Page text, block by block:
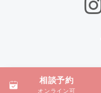
相談予約
オンライン可